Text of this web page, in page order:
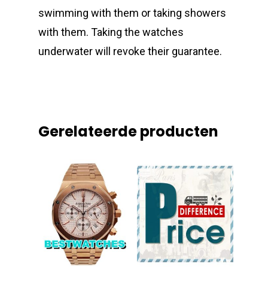
swimming with them or taking showers
with them. Taking the watches
underwater will revoke their guarantee.
Gerelateerde producten